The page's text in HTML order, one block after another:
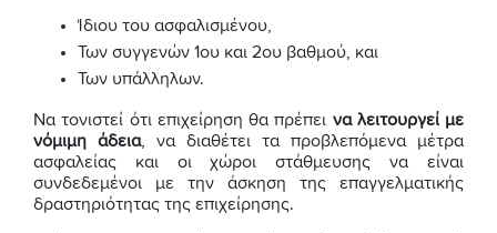
Ίδιου του ασφαλισμένου,
Των συγγενών 1ου και 2ου βαθμού, και
Των υπάλληλων.
Να τονιστεί ότι επιχείρηση θα πρέπει να λειτουργεί με
νόμιμη άδεια, να διαθέτει τα προβλεπόμενα μέτρα
ασφαλείας και οι χώροι στάθμευσης να είναι
συνδεδεμένοι με την άσκηση της επαγγελματικής
δραστηριότητας της επιχείρησης.